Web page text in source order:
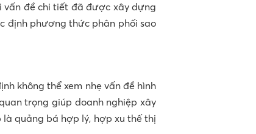
đề chi tiết đã được xây dựng
định phương thức phân phối sao
không thể xem nhẹ vấn đề hình
trọng giúp doanh nghiệp xây
quảng bá hợp lý, hợp xu thế thị